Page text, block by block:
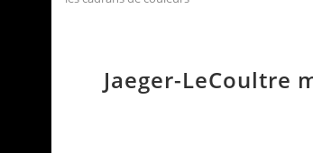
Jaeger-LeCoultre